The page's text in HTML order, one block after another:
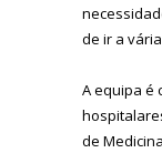
de ir a
A equipa é
de